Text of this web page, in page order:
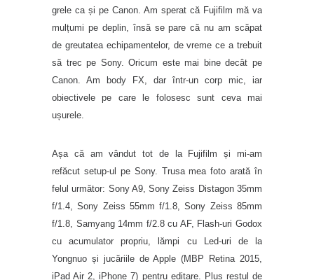
grele ca și pe Canon. Am sperat că Fujifilm mă va
mulțumi pe deplin, însă se pare că nu am scăpat
de greutatea echipamentelor, de vreme ce a trebuit
să trec pe Sony. Oricum este mai bine decât pe
Canon. Am body FX, dar într-un corp mic, iar
obiectivele pe care le folosesc sunt ceva mai
ușurele.
Așa că am vândut tot de la Fujifilm și mi-am
refăcut setup-ul pe Sony. Trusa mea foto arată în
felul următor: Sony A9, Sony Zeiss Distagon 35mm
f/1.4, Sony Zeiss 55mm f/1.8, Sony Zeiss 85mm
f/1.8, Samyang 14mm f/2.8 cu AF, Flash-uri Godox
cu acumulator propriu, lămpi cu Led-uri de la
Yongnuo și jucăriile de Apple (MBP Retina 2015,
iPad Air 2, iPhone 7) pentru editare. Plus restul de